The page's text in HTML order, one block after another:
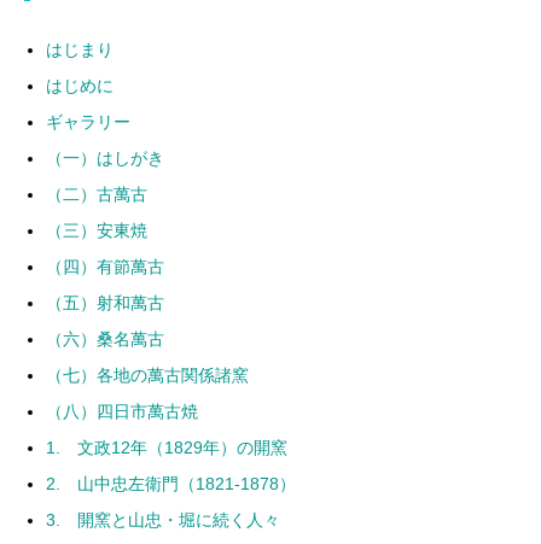
はじまり
はじめに
ギャラリー
（一）はしがき
（二）古萬古
（三）安東焼
（四）有節萬古
（五）射和萬古
（六）桑名萬古
（七）各地の萬古関係諸窯
（八）四日市萬古焼
1. 文政12年（1829年）の開窯
2. 山中忠左衛門（1821-1878）
3. 開窯と山忠・堀に続く人々